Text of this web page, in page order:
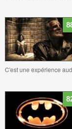
C'est une expérience